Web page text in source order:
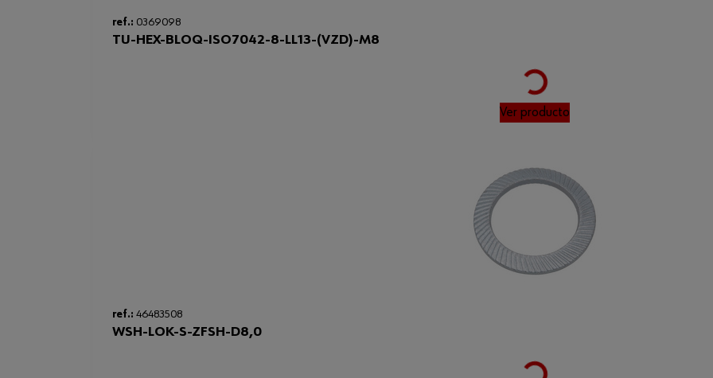
ref.: 0369098
TU-HEX-BLOQ-ISO7042-8-LL13-(VZD)-M8
Ver producto
ref.: 46483508
WSH-LOK-S-ZFSH-D8,0